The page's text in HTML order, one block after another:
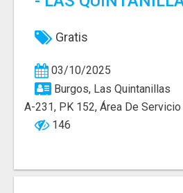
Servicios SEO
Publica Tu Empresa
Buscar
Gratis
03/10/2025
Burgos, Las Quintanillas
A-231, PK 152, Área De
146